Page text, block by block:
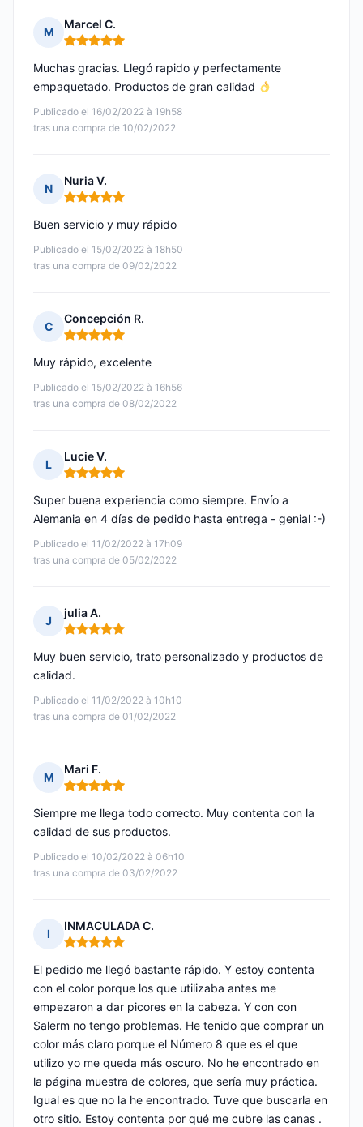
M
Marcel C.
Nota: 5 de 5
Publicado el 16/02/2022 à 19h58
tras una compra de 10/02/2022
Muchas gracias. Llegó rapido y perfectamente
empaquetado. Productos de gran calidad
N
Nuria V.
Nota: 5 de 5
Publicado el 15/02/2022 à 18h50
tras una compra de 09/02/2022
Buen servicio y muy rápido
C
Concepción R.
Nota: 5 de 5
Publicado el 15/02/2022 à 16h56
tras una compra de 08/02/2022
Muy rápido, excelente
L
Lucie V.
Nota: 5 de 5
Publicado el 11/02/2022 à 17h09
tras una compra de 05/02/2022
Super buena experiencia como siempre. Envío a
Alemania en 4 días de pedido hasta entrega - genial :-)
J
julia A.
Nota: 5 de 5
Publicado el 11/02/2022 à 10h10
tras una compra de 01/02/2022
Muy buen servicio, trato personalizado y productos de
calidad.
M
Mari F.
Nota: 5 de 5
Publicado el 10/02/2022 à 06h10
tras una compra de 03/02/2022
Siempre me llega todo correcto. Muy contenta con la
calidad de sus productos.
I
INMACULADA C.
Nota: 5 de 5
El pedido me llegó bastante rápido. Y estoy contenta
con el color porque los que utilizaba antes me
empezaron a dar picores en la cabeza. Y con con
Salerm no tengo problemas. He tenido que comprar un
color más claro porque el Número 8 que es el que
utilizo yo me queda más oscuro. No he encontrado en
la página muestra de colores, que sería muy práctica.
Igual es que no la he encontrado. Tuve que buscarla en
otro sitio. Estoy contenta por qué me cubre las canas .